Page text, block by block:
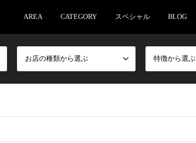
AREA CATEGORY スペシャル BLOG
お店の種類から選ぶ 特徴から選ぶ